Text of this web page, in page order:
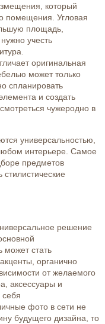
который
помещения. Угловая
площадь,
учесть
оригинальная
может только
спланировать
и создать
чужеродно в
универсальностью,
интерьере. Самое
предметов
решение
может стать
органично
от желаемого
аксессуары и
себя
фото в сети не
будущего дизайна, то